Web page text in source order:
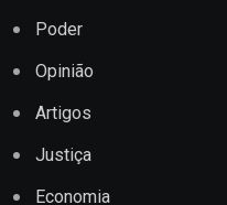
Poder
Opinião
Artigos
Justiça
Economia